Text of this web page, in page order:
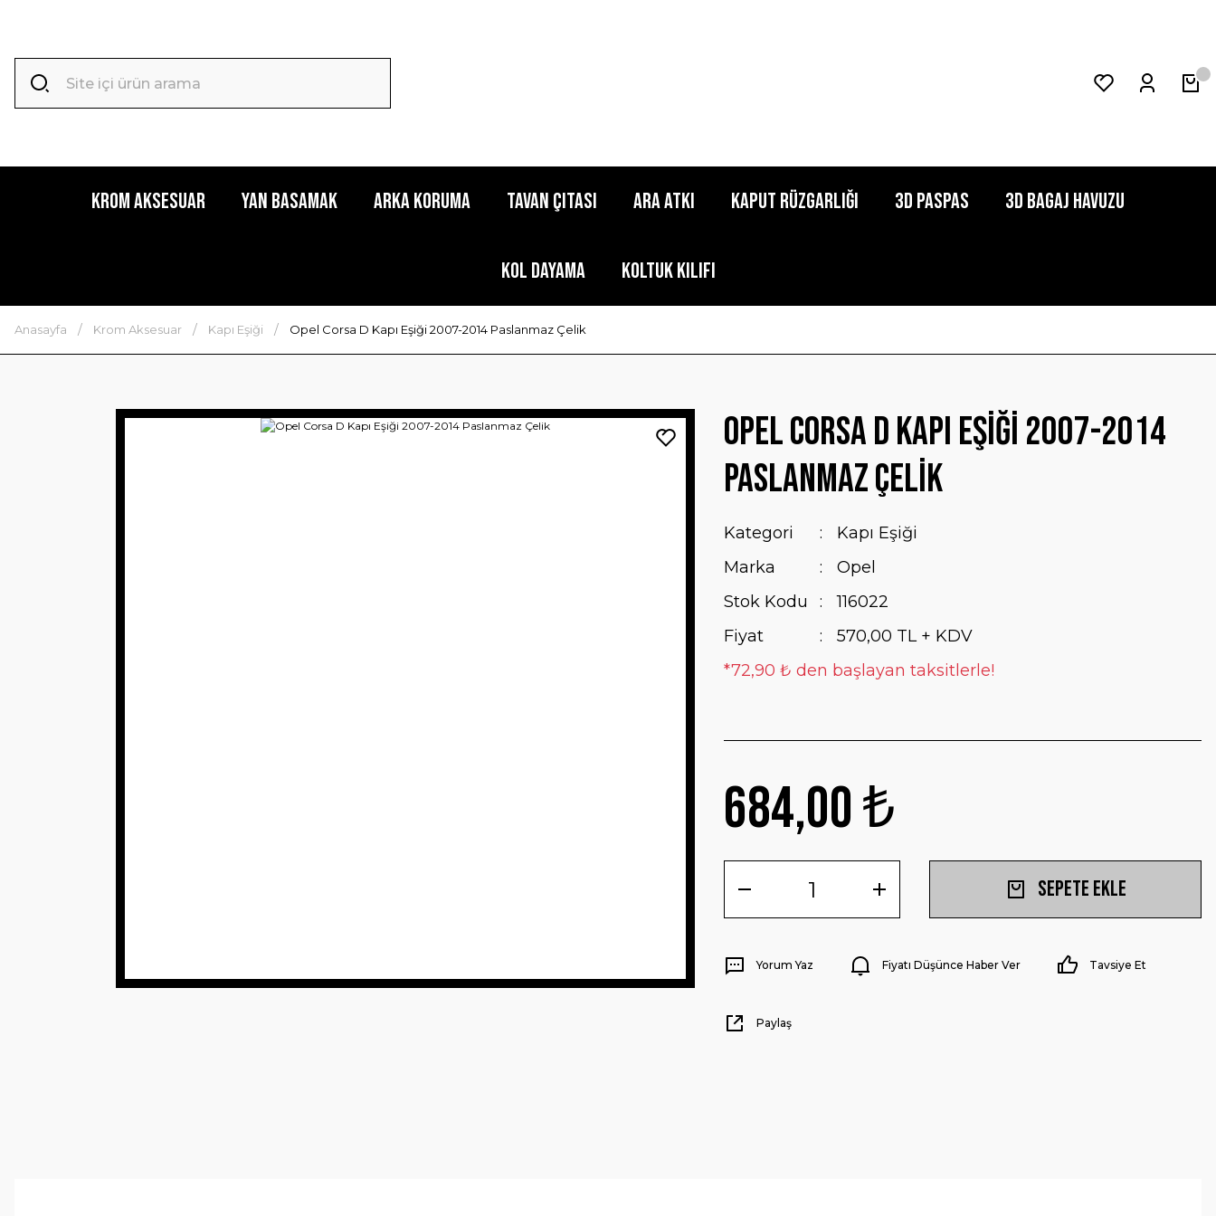
Krom Aksesuar Yan Basamak Arka Koruma Tavan Çıtası Ara Atkı Kaput Rüzgarlığı 3D Paspas 3D Bagaj Havuzu
Kol Dayama Koltuk Kılıfı
Anasayfa Krom Aksesuar Kapı Eşiği Opel Corsa D Kapı Eşiği 2007-2014 Paslanmaz Çelik
Opel Corsa D Kapı Eşiği 2007-2014
Paslanmaz Çelik
Kategori
Kapı Eşiği
Marka
Opel
Stok Kodu
116022
Fiyat
570,00 TL + KDV
*72,90 ₺ den başlayan taksitlerle!
684,00 ₺
Sepete Ekle
Yorum Yaz Fiyatı Düşünce Haber Ver Tavsiye Et
Paylaş